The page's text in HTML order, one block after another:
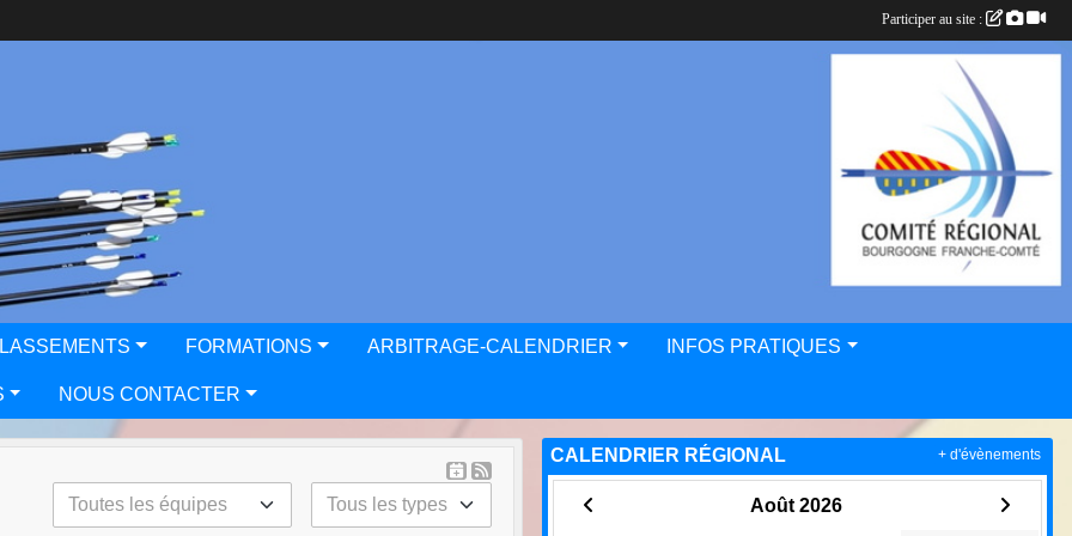
FORMATIONS ARBITRAGE-CALENDRIER INFOS PRATIQUES
NOUS CONTACTER
CALENDRIER RÉGIONAL
Août 2026
+ d'évènements
Participer au site :